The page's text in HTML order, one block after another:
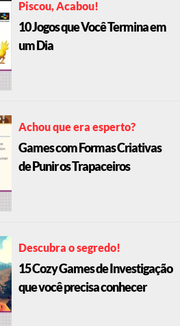
Piscou, Acabou!
10 Jogos que Você Termina em
um Dia
Achou que era esperto?
Games com Formas Criativas
de Punir os Trapaceiros
Descubra o segredo!
15 Cozy Games de Investigação
que você precisa conhecer